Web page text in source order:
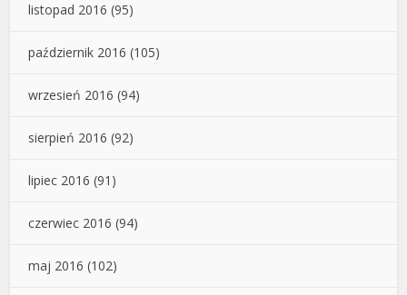
listopad 2016 (95)
październik 2016 (105)
wrzesień 2016 (94)
sierpień 2016 (92)
lipiec 2016 (91)
czerwiec 2016 (94)
maj 2016 (102)